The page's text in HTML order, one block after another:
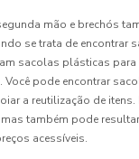
mão e brechós
se trata de encontrar
sacolas plásticas
Você pode encontrar
a reutilização de
também pode
acessíveis.